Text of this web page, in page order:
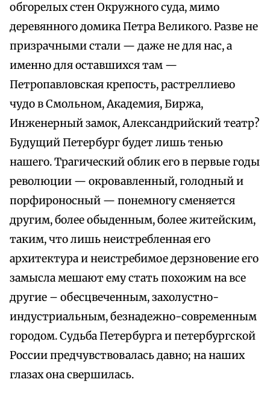
обгорелых стен Окружного суда, мимо
деревянного домика Петра Великого. Разве не
призрачными стали — даже не для нас, а
именно для оставшихся там —
Петропавловская крепость, растреллиево
чудо в Смольном, Академия, Биржа,
Инженерный замок, Александрийский театр?
Будущий Петербург будет лишь тенью
нашего. Трагический облик его в первые годы
революции — окровавленный, голодный и
порфироносный — понемногу сменяется
другим, более обыденным, более житейским,
таким, что лишь неистребленная его
архитектура и неистребимое дерзновение его
замысла мешают ему стать похожим на все
другие – обесцвеченным, захолустно-
индустриальным, безнадежно-современным
городом. Судьба Петербурга и петербургской
России предчувствовалась давно; на наших
глазах она свершилась.